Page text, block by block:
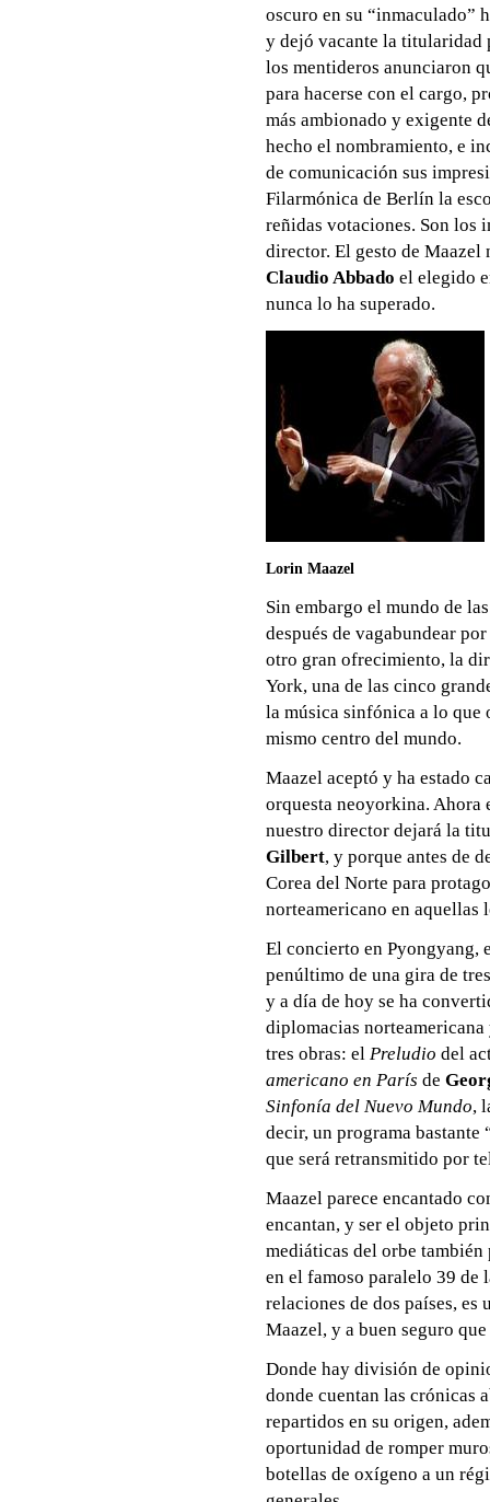
oscuro en su “inmaculado”
y dejó vacante la titularidad
los mentideros anunciaron
para hacerse con el cargo,
más ambionado y exigente
hecho el nombramiento, e
de comunicación sus
Filarmónica de Berlín la
reñidas votaciones. Son los
director. El gesto de
Claudio Abbado el elegido
nunca lo ha superado.
Lorin Maazel
Sin embargo el mundo de
después de vagabundear
otro gran ofrecimiento, la
York, una de las cinco
la música sinfónica a lo que
mismo centro del mundo.
Maazel aceptó y ha estado
orquesta neoyorkina. Ahora
nuestro director dejará la
Gilbert, y porque antes de
Corea del Norte para
norteamericano en aquellas
El concierto en Pyongyang,
penúltimo de una gira de
y a día de hoy se ha
diplomacias
tres obras: el Preludio del
americano en París de
Sinfonía del Nuevo Mundo,
decir, un programa bastante
que será retransmitido por
Maazel parece encantado
encantan, y ser el objeto
mediáticas del orbe también
en el famoso paralelo 39 de
relaciones de dos países, es
Maazel, y a buen seguro
Donde hay división de
donde cuentan las crónicas
repartidos en su origen,
oportunidad de romper
botellas de oxígeno a un